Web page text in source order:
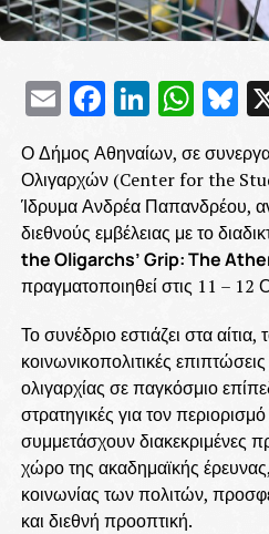
EmailFacebook
Ο Δήμος Αθηναίων, σε
Ολιγαρχών (Center for the
Ίδρυμα Ανδρέα Παπανδρέου,
διεθνούς εμβέλειας με το
the Oligarchs’ Grip: The
πραγματοποιηθεί στις 11 – 12
Το συνέδριο εστιάζει στα
κοινωνικοπολιτικές
ολιγαρχίας σε παγκόσμιο
στρατηγικές για τον
συμμετάσχουν διακεκριμένες
χώρο της ακαδημαϊκής έρευνας,
κοινωνίας των πολιτών,
και διεθνή προοπτική.